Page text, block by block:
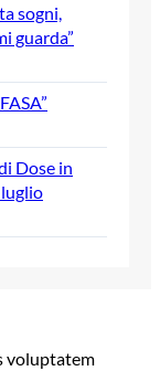
sogni,
guarda”
Dose in
voluptatem